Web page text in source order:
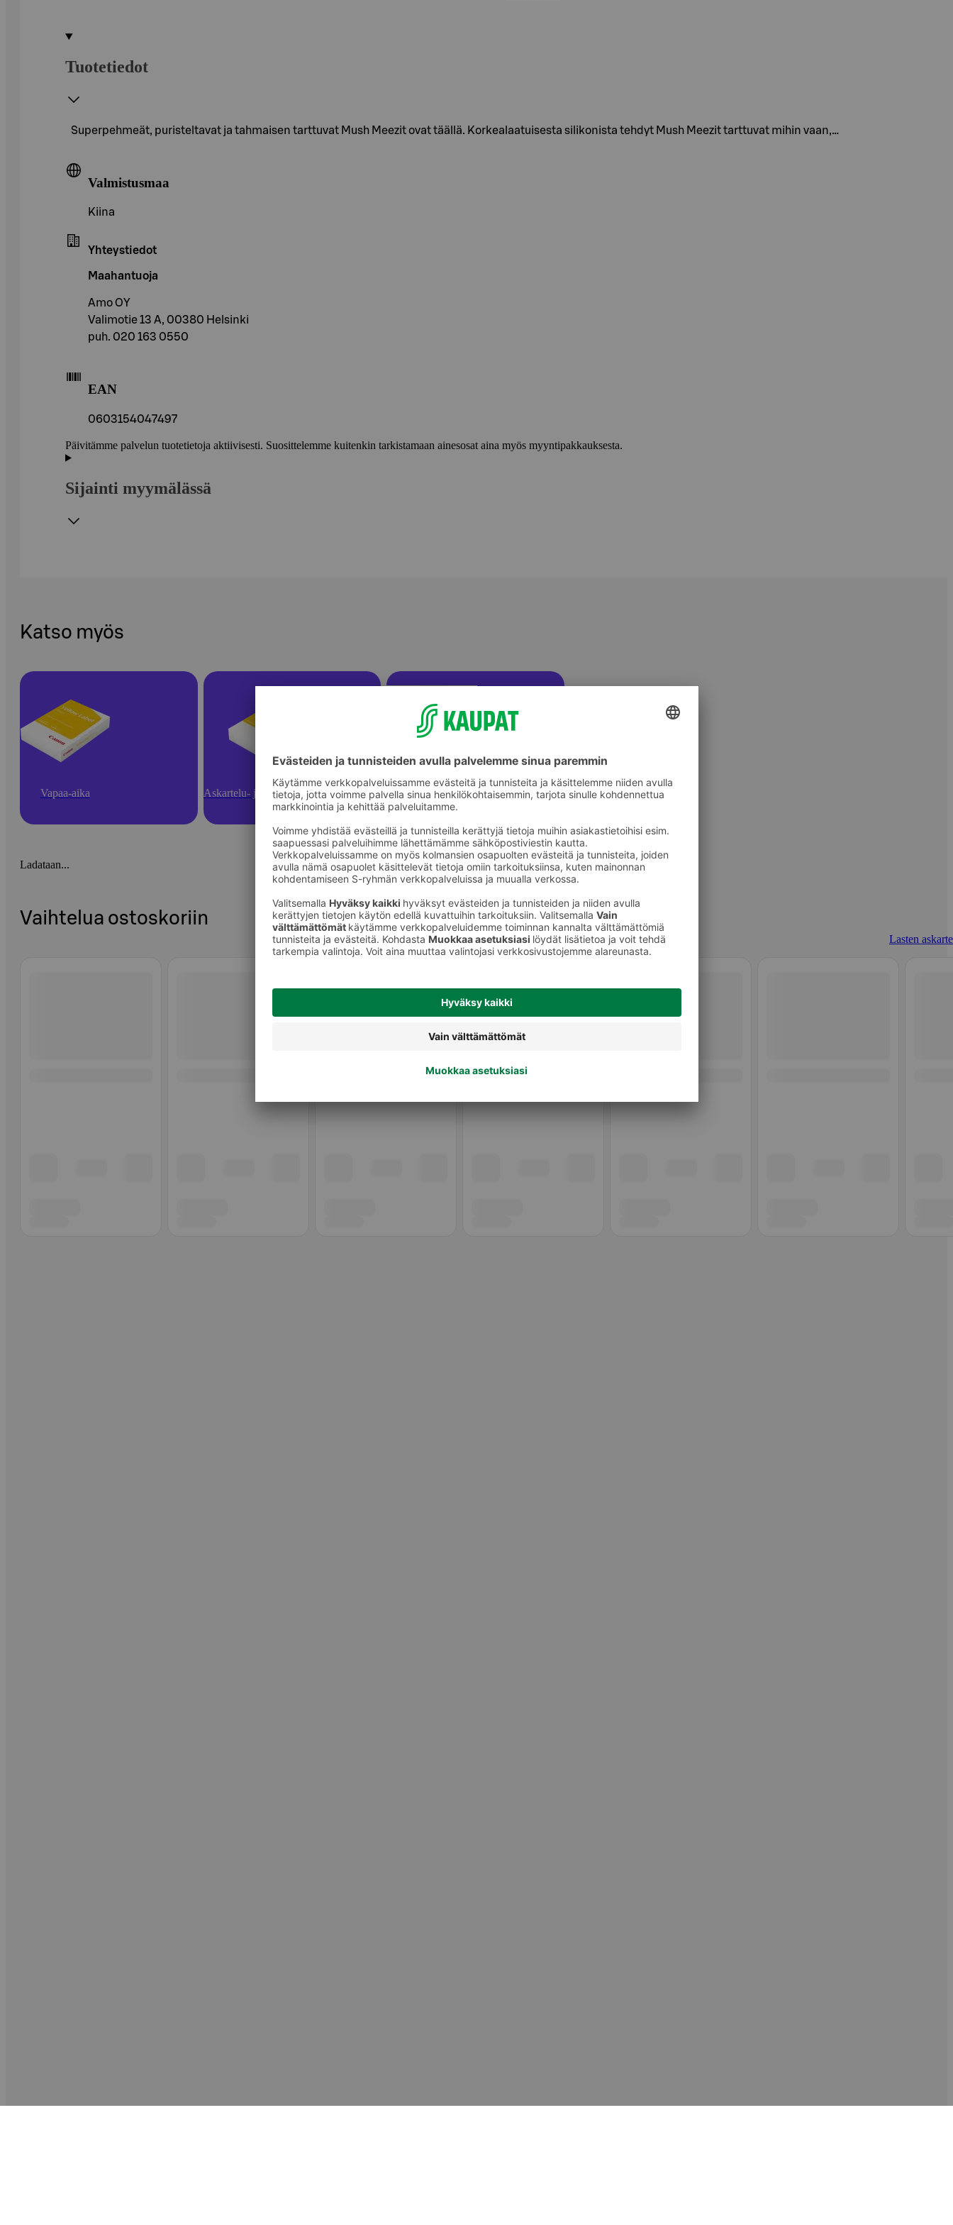
Tuotetiedot
Superpehmeät, puristeltavat ja tahmaisen tarttuvat Mush Meezit ovat täällä. Korkealaatuisesta silikonista tehdyt Mush Meezit tarttuvat mihin vaan,…
Valmistusmaa
Kiina
Yhteystiedot
Maahantuoja
Amo OY
Valimotie 13 A, 00380 Helsinki
puh. 020 163 0550
EAN
0603154047497
Päivitämme palvelun tuotetietoja aktiivisesti. Suosittelemme kuitenkin tarkistamaan ainesosat aina myös myyntipakkauksesta.
Sijainti myymälässä
Katso myös
Vapaa-aika Askartelu- ja toimistotarvikkeet Lasten askartelu
Ladataan...
Vaihtelua ostoskoriin
Lasten